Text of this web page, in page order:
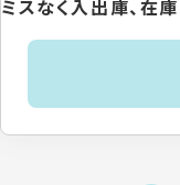
ミスなく入出庫、在